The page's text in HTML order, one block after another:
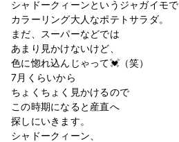
シャドークィーンというジャガイモで
カラーリング大人なポテトサラダ。
まだ、スーパーなどでは
あまり見かけないけど、
色に惚れ込んじゃって💓（笑）
7月くらいから
ちょくちょく見かけるので
この時期になると産直へ
探しにいきます。
シャドークィーン、